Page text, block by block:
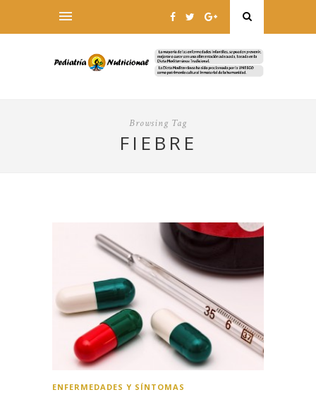
Browsing Tag
FIEBRE
ENFERMEDADES Y SÍNTOMAS